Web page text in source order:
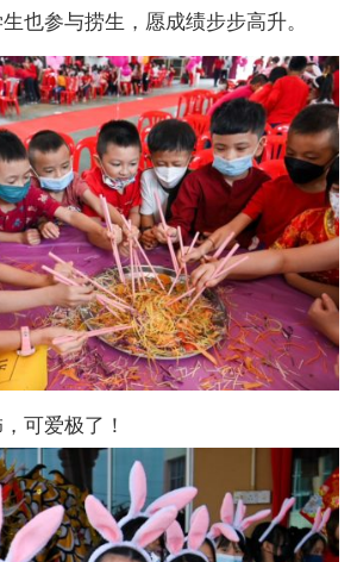
也参与捞生，愿成绩步步高升。
可爱极了！